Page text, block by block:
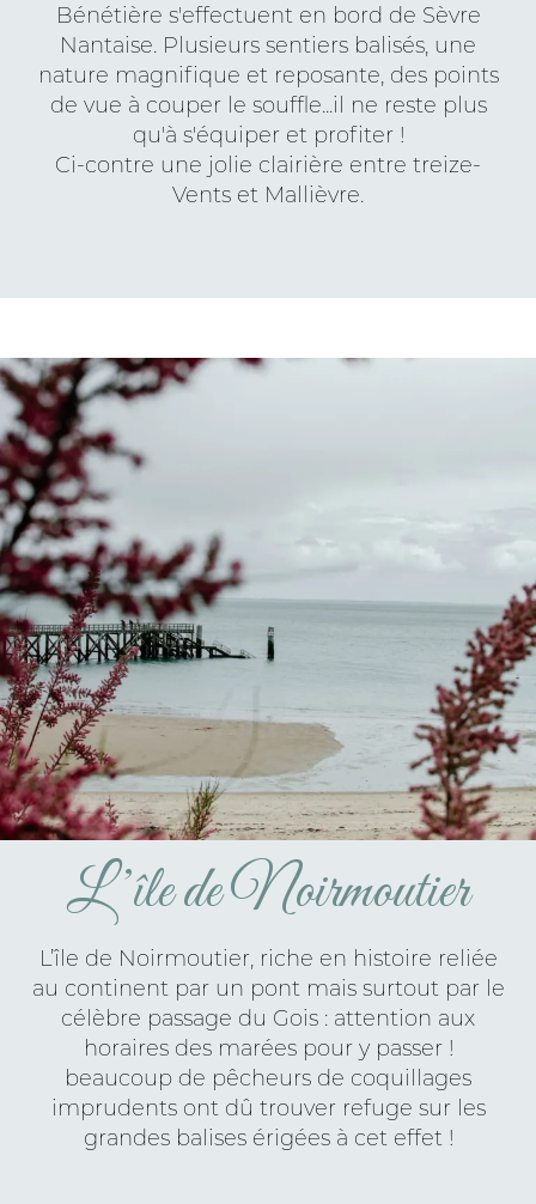
Bénétière s'effectuent en bord de Sèvre
Nantaise. Plusieurs sentiers balisés, une
nature magnifique et reposante, des points
de vue à couper le souffle...il ne reste plus
qu'à s'équiper et profiter !
Ci-contre une jolie clairière entre treize-
Vents et Mallièvre.
L’île de Noirmoutier
L’île de Noirmoutier, riche en histoire reliée
au continent par un pont mais surtout par le
célèbre passage du Gois : attention aux
horaires des marées pour y passer !
beaucoup de pêcheurs de coquillages
imprudents ont dû trouver refuge sur les
grandes balises érigées à cet effet !